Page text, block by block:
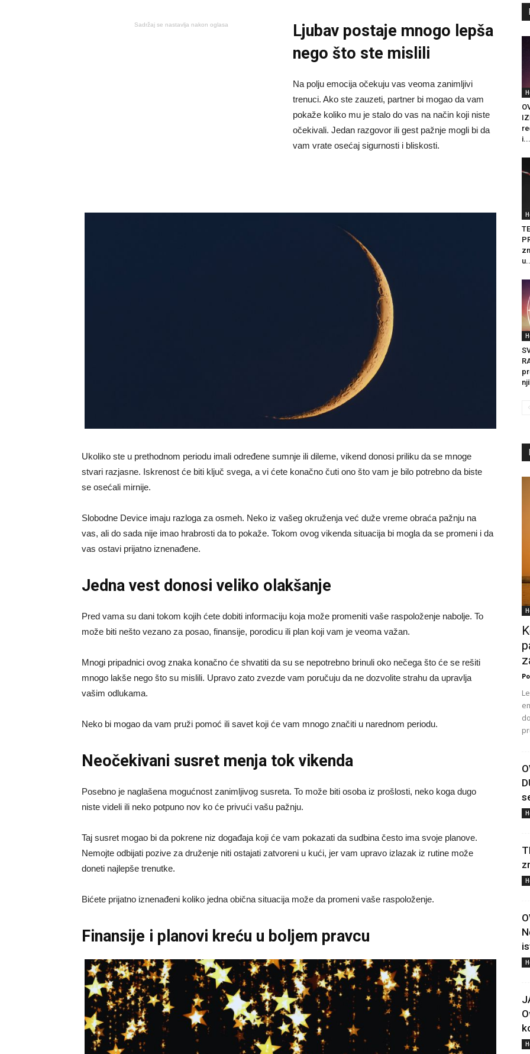
Sadržaj se nastavlja nakon oglasa
Ljubav postaje mnogo lepša
nego što ste mislili
Na polju emocija očekuju vas veoma zanimljivi
trenuci. Ako ste zauzeti, partner bi mogao da vam
pokaže koliko mu je stalo do vas na način koji niste
očekivali. Jedan razgovor ili gest pažnje mogli bi da
vam vrate osećaj sigurnosti i bliskosti.
Ukoliko ste u prethodnom periodu imali određene sumnje ili dileme, vikend donosi priliku da se mnoge
stvari razjasne. Iskrenost će biti ključ svega, a vi ćete konačno čuti ono što vam je bilo potrebno da biste
se osećali mirnije.
Slobodne Device imaju razloga za osmeh. Neko iz vašeg okruženja već duže vreme obraća pažnju na
vas, ali do sada nije imao hrabrosti da to pokaže. Tokom ovog vikenda situacija bi mogla da se promeni i da
vas ostavi prijatno iznenađene.
Jedna vest donosi veliko olakšanje
Pred vama su dani tokom kojih ćete dobiti informaciju koja može promeniti vaše raspoloženje nabolje. To
može biti nešto vezano za posao, finansije, porodicu ili plan koji vam je veoma važan.
Mnogi pripadnici ovog znaka konačno će shvatiti da su se nepotrebno brinuli oko nečega što će se rešiti
mnogo lakše nego što su mislili. Upravo zato zvezde vam poručuju da ne dozvolite strahu da upravlja
vašim odlukama.
Neko bi mogao da vam pruži pomoć ili savet koji će vam mnogo značiti u narednom periodu.
Neočekivani susret menja tok vikenda
Posebno je naglašena mogućnost zanimljivog susreta. To može biti osoba iz prošlosti, neko koga dugo
niste videli ili neko potpuno nov ko će privući vašu pažnju.
Taj susret mogao bi da pokrene niz događaja koji će vam pokazati da sudbina često ima svoje planove.
Nemojte odbijati pozive za druženje niti ostajati zatvoreni u kući, jer vam upravo izlazak iz rutine može
doneti najlepše trenutke.
Bićete prijatno iznenađeni koliko jedna obična situacija može da promeni vaše raspoloženje.
Finansije i planovi kreću u boljem pravcu
i...